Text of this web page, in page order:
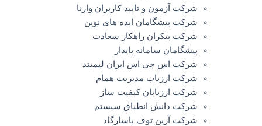
شرکت آزمون و تایید کاربران وارنا
شرکت پیشگامان ایده های نوین
شرکت بیکران راهکار سعادت
پیشگامان سامانه پایدار
شرکت اس جی اس ایران لیمیتد
شرکت ارزیاب مدیریت همام
شرکت ارزیابان کیفیت ساز
شرکت دانش انطباق سیستم
شرکت آرین توف پاسارگاد